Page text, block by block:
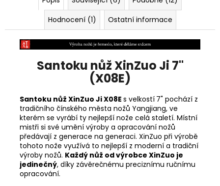
Hodnocení (1)
Ostatní informace
Santoku nůž XinZuo Ji 7"
(X08E)
Santoku nůž XinZuo Ji X08E s velkostí 7" pochází z
tradičního čínského města nožů Yangjiang, ve
kterém se vyrábí ty nejlepší nože celá staletí. Místní
mistři si své umění výroby a opracování nožů
předávají z generace na generaci. XinZuo při výrobě
tohoto nože využívá to nejlepší z moderní a tradiční
výroby nožů. Každý nůž od výrobce XinZuo je
jedinečný, díky závěrečnému preciznímu ručnímu
opracování.